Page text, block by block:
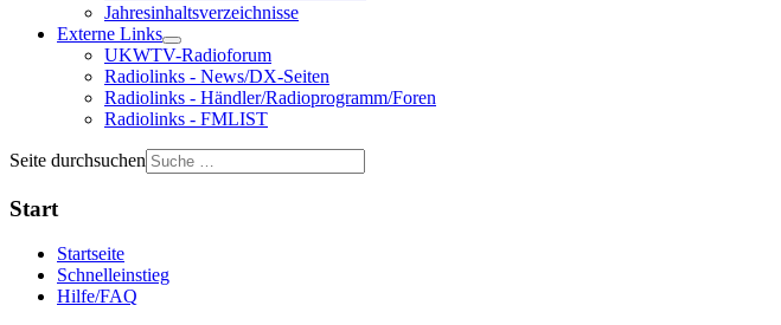
Jahresinhaltsverzeichnisse
Externe Links
UKWTV-Radioforum
Radiolinks - News/DX-Seiten
Radiolinks - Händler/Radioprogramm/Foren
Radiolinks - FMLIST
Seite durchsuchen
Start
Startseite
Schnelleinstieg
Hilfe/FAQ